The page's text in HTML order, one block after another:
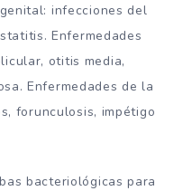
infecciones del
Enfermedades
otitis media,
Enfermedades de la
forunculosis, impétigo
bacteriológicas para